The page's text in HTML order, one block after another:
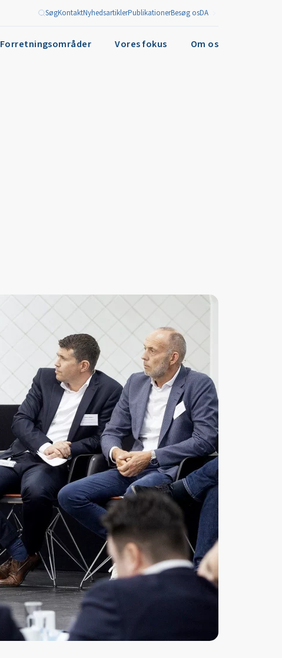
SøgKontaktNyhedsartiklerPublikationerBesøg osDA
Forretningsområder Vores fokus Om os